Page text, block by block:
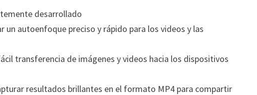
desarrollado
un autoenfoque preciso y rápido para los videos y las
transferencia de imágenes y videos hacia los dispositivos
resultados brillantes en el formato MP4 para compartir